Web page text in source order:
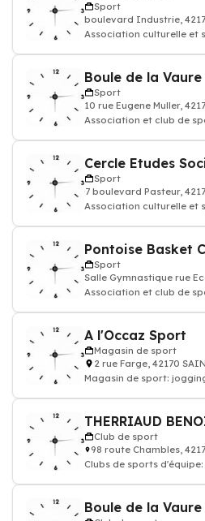
Sport
boulevard Industrie,
Association culturelle et
Boule de la Vaure
Sport
10 rue Eugene Muller,
Association et club de
Cercle Etudes
Sport
7 boulevard Pasteur,
Association culturelle et
Pontoise Basket
Sport
Salle Gymnastique rue
Association et club de
A l'Occaz Sport
Magasin de sport
2 rue Farge, 42170
Magasin de sport:
THERRIAUD
Club de sport
98 route Chambles,
Clubs de sports
Boule de la Vaure